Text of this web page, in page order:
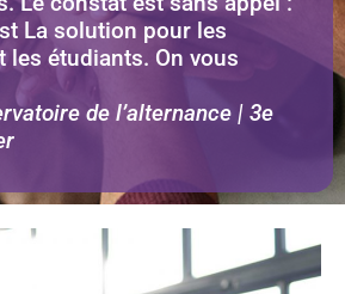
La solution pour les
les étudiants. On vous
de l’alternance | 3e